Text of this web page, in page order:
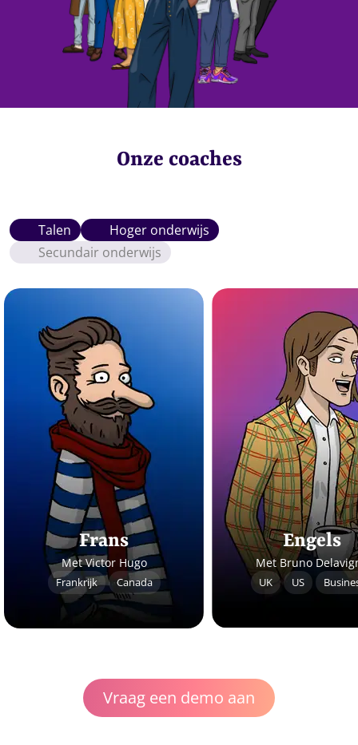
Onze coaches
Talen
Hoger onderwijs
Secundair onderwijs
Frans
Met Victor Hugo
Frankrijk Canada
Engels
Met Bruno
UK US
Vraag een demo aan